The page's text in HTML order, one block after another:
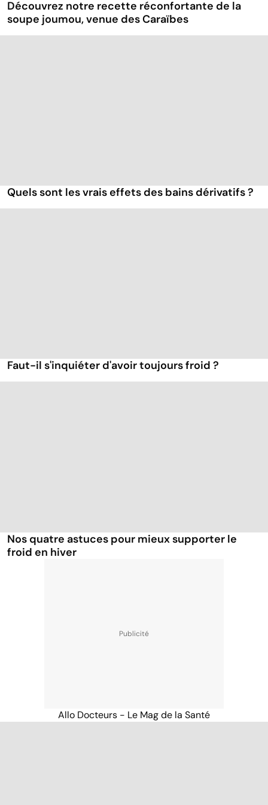
Découvrez notre recette réconfortante de la
soupe joumou, venue des Caraïbes
Quels sont les vrais effets des bains dérivatifs ?
Faut-il s'inquiéter d'avoir toujours froid ?
Nos quatre astuces pour mieux supporter le
froid en hiver
Allo Docteurs - Le Mag de la Santé